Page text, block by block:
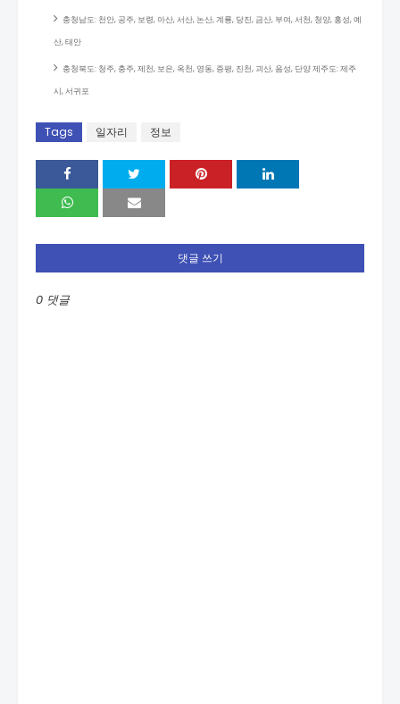
충청남도: 천안, 공주, 보령, 아산, 서산, 논산, 계룡, 당진, 금산, 부여, 서천, 청양, 홍성, 예
산, 태안
충청북도: 청주, 충주, 제천, 보은, 옥천, 영동, 증평, 진천, 괴산, 음성, 단양 제주도: 제주
시, 서귀포
Tags 일자리 정보
댓글 쓰기
0 댓글